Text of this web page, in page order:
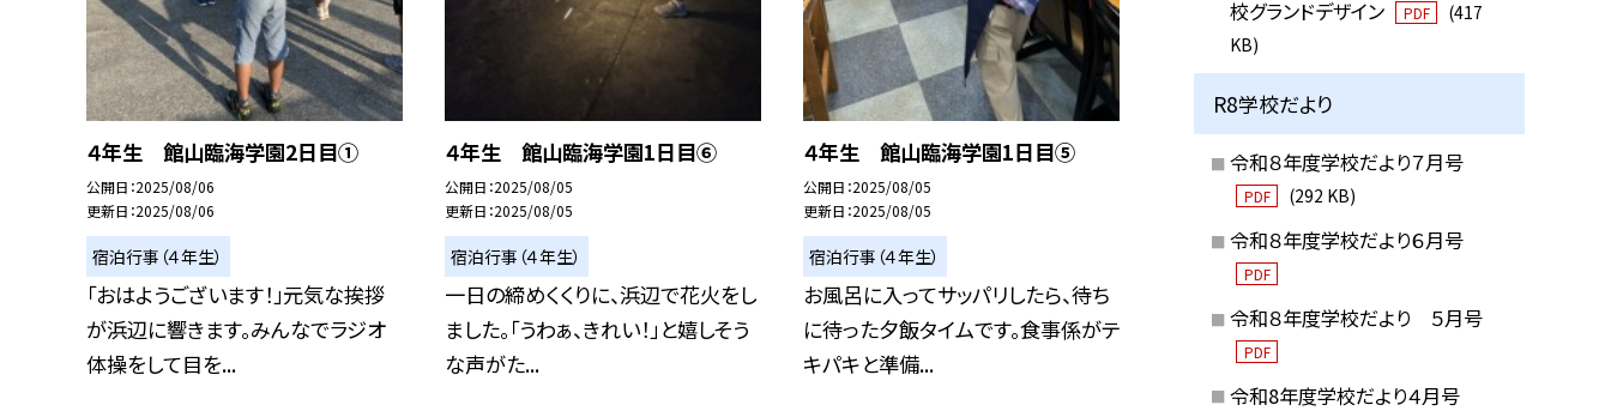
４年生 館山臨海学園2日目①
公開日 2025/08/06
更新日 2025/08/06
宿泊行事（４年生）
「おはようございます！」元気な挨拶
が浜辺に響きます。みんなでラジオ
体操をして目を...
４年生 館山臨海学園1日目⑥
公開日 2025/08/05
更新日 2025/08/05
宿泊行事（４年生）
一日の締めくくりに、浜辺で花火をし
ました。「うわぁ、きれい！」と嬉しそう
な声がた...
４年生 館山臨海学園1日目⑤
公開日 2025/08/05
更新日 2025/08/05
宿泊行事（４年生）
お風呂に入ってサッパリしたら、待ち
に待った夕飯タイムです。食事係がテ
キパキと準備...
校グランドデザイン
PDF
(417
KB)
R8学校だより
令和８年度学校だより７月号
PDF (292 KB)
令和８年度学校だより６月号
PDF
令和８年度学校だより ５月号
PDF
令和8年度学校だより４月号